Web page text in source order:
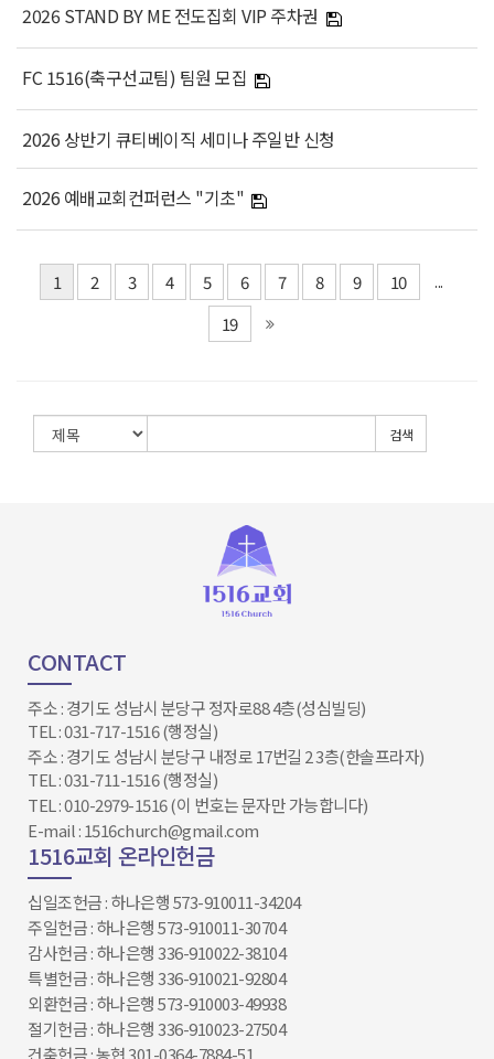
2026 STAND BY ME 전도집회 VIP 주차권
FC 1516(축구선교팀) 팀원 모집
2026 상반기 큐티베이직 세미나 주일반 신청
2026 예배교회컨퍼런스 "기초"
1 2 3 4 5 6 7 8 9 10 ...
19
검색
CONTACT
주소 : 경기도 성남시 분당구 정자로88 4층(성심빌딩)
TEL : 031-717-1516 (행정실)
주소 : 경기도 성남시 분당구 내정로 17번길 2 3층(한솔프라자)
TEL : 031-711-1516 (행정실)
TEL : 010-2979-1516 (이 번호는 문자만 가능합니다)
E-mail : 1516church@gmail.com
1516교회 온라인헌금
십일조헌금 : 하나은행 573-910011-34204​​​​​​​
주일헌금 : 하나은행 573-910011-30704
감사헌금 : 하나은행 336-910022-38104
특별헌금 : 하나은행 336-910021-92804
외환헌금 : 하나은행 573-910003-49938
절기헌금 : 하나은행 336-910023-27504​